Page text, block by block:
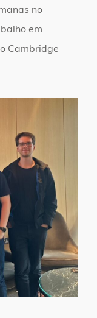
no
em
Cambridge